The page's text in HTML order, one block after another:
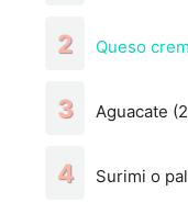
Queso
Aguacate
Surimi o